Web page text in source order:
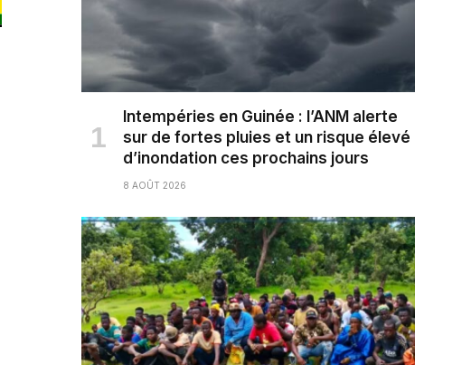
Intempéries en Guinée : l’ANM alerte
sur de fortes pluies et un risque élevé
d’inondation ces prochains jours
8 AOÛT 2026